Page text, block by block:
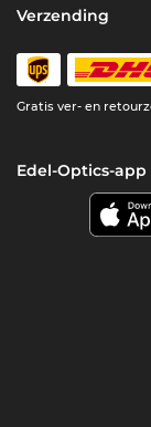
Verzending
Gratis ver- en
Edel-Optics-app